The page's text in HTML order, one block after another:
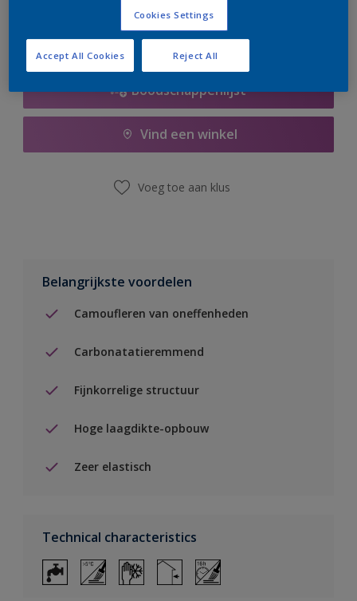
Boodschappenlijst
Vind een winkel
Voeg toe aan klus
Belangrijkste voordelen
Camoufleren van oneffenheden
Carbonatatieremmend
Fijnkorrelige structuur
Hoge laagdikte-opbouw
Zeer elastisch
Technical characteristics
Cookies Settings
Reject All
Accept All Cookies